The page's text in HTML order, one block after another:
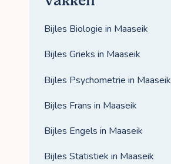
Bijles Biologie in Maaseik
Bijles Grieks in Maaseik
Bijles Psychometrie in Maaseik
Bijles Frans in Maaseik
Bijles Engels in Maaseik
Bijles Statistiek in Maaseik